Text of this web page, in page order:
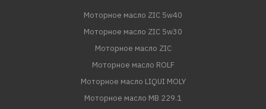
Моторное масло ZIC 5w40
Моторное масло ZIC 5w30
Моторное масло ZIC
Моторное масло ROLF
Моторное масло LIQUI MOLY
Моторное масло MB 229.1